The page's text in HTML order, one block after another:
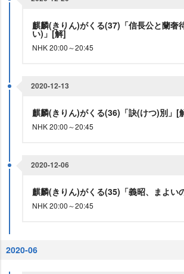
麒麟(きりん)がくる(37)「信長公と蘭奢
い)」[解]
NHK 20:00～20:45
2020-12-13
麒麟(きりん)がくる(36)「訣(けつ)別」[
NHK 20:00～20:45
2020-12-06
麒麟(きりん)がくる(35)「義昭、まよい
NHK 20:00～20:45
2020-06